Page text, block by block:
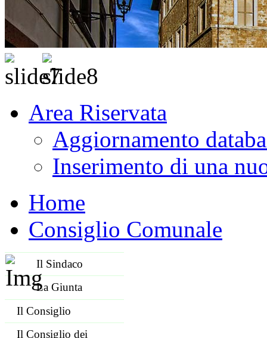
Area Riservata
Aggiornamento
Inserimento di una
Home
Consiglio Comunale
Il Sindaco
La Giunta
Il Consiglio
Il Consiglio dei